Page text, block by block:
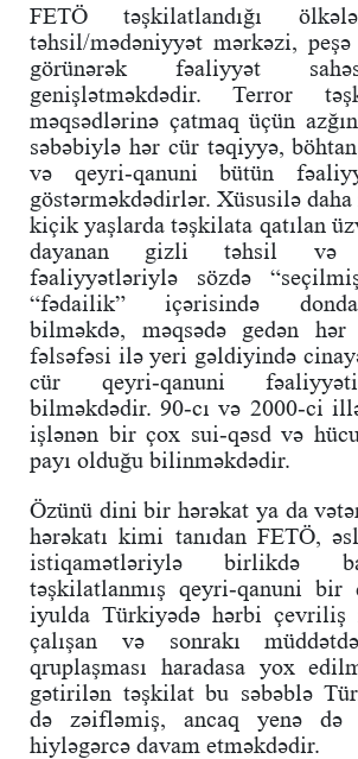
FETÖ təşkilatlandığı
təhsil/mədəniyyət mərkəzi,
görünərək fəaliyyət
genişlətməkdədir. Terror
məqsədlərinə çatmaq üçün
səbəbiylə hər cür təqiyyə,
və qeyri-qanuni bütün
göstərməkdədirlər. Xüsusilə
kiçik yaşlarda təşkilata qatılan
dayanan gizli təhsil və
fəaliyyətləriylə sözdə
“fədailik” içərisində
bilməkdə, məqsədə gedən
fəlsəfəsi ilə yeri gəldiyində
cür qeyri-qanuni
bilməkdədir. 90-cı və 2000-ci
işlənən bir çox sui-qəsd və
payı olduğu bilinməkdədir.
Özünü dini bir hərəkat ya da
hərəkatı kimi tanıdan FETÖ,
istiqamətləriylə birlikdə
təşkilatlanmış qeyri-qanuni bir
iyulda Türkiyədə hərbi çevriliş
çalışan və sonrakı
qruplaşması haradasa yox
gətirilən təşkilat bu səbəblə
də zəifləmiş, ancaq yenə də
hiyləgərcə davam etməkdədir.